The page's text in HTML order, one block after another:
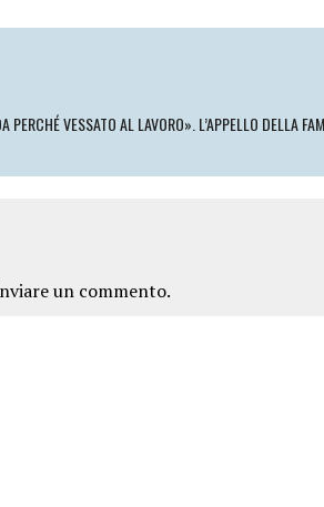
PERCHÉ VESSATO AL LAVORO». L’APPELLO DELLA
un commento.